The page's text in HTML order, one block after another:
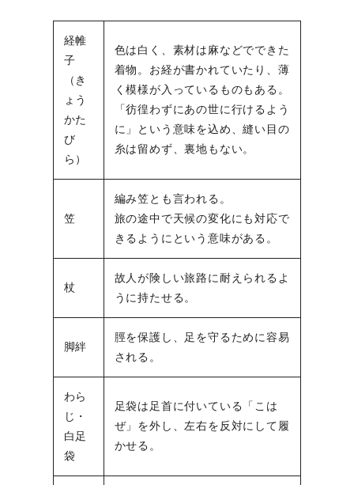
経帷
子
（き
ょう
かた
び
ら）
色は白く、素材は麻などでできた
着物。お経が書かれていたり、薄
く模様が入っているものもある。
「彷徨わずにあの世に行けるよう
に」という意味を込め、縫い目の
糸は留めず、裏地もない。
笠
編み笠とも言われる。
旅の途中で天候の変化にも対応で
きるようにという意味がある。
杖
故人が険しい旅路に耐えられるよ
うに持たせる。
脚絆
脛を保護し、足を守るために容易
される。
わら
じ・
白足
袋
足袋は足首に付いている「こは
ぜ」を外し、左右を反対にして履
かせる。